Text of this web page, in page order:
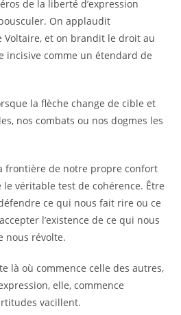
de la liberté d’expression
On applaudit
Voltaire, et on brandit le droit au
incisive comme un étendard de
la flèche change de cible et
nos combats ou nos dogmes les
frontière de notre propre confort
véritable test de cohérence. Être
ce qui nous fait rire ou ce
l’existence de ce qui nous
nous révolte.
là où commence celle des autres,
elle, commence
vacillent.